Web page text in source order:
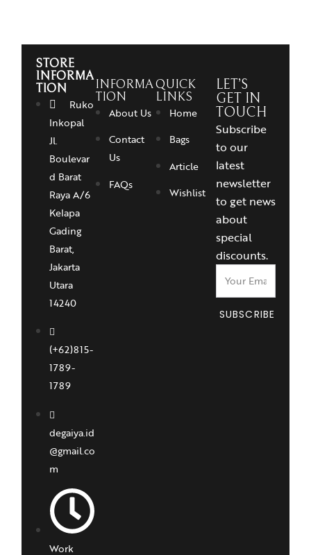
STORE
INFORMA
TION
Ruko
Inkopal
Jl.
Boulevar
d Barat
Raya A/6
Kelapa
Gading
Barat,
Jakarta
Utara
14240
(+62)815-
1789-
1789
degaiya.id
@gmail.co
m
Work
INFORMA
TION
About Us
Contact
Us
FAQs
QUICK
LINKS
Home
Bags
Article
Wishlist
LET’S
GET IN
TOUCH
Subscribe
to our
latest
newsletter
to get news
about
special
discounts.
SUBSCRIBE